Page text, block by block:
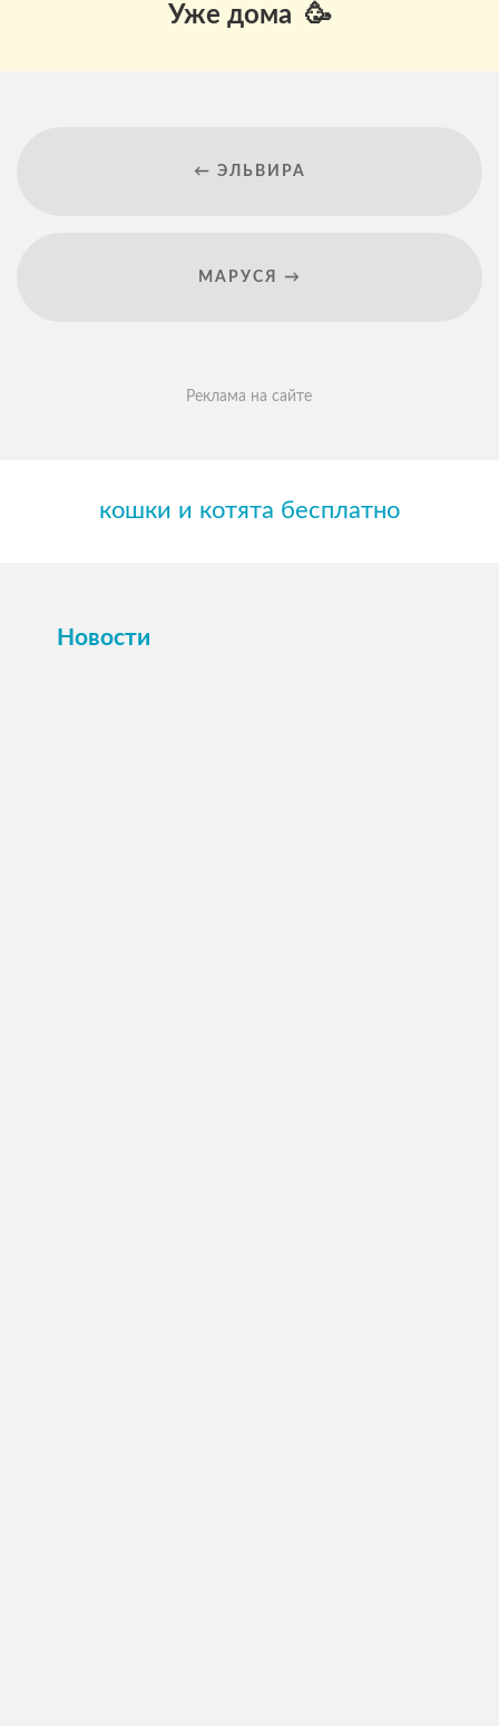
Уже дома 🥳
← ЭЛЬВИРА
МАРУСЯ →
Реклама на сайте
кошки и котята бесплатно
Новости